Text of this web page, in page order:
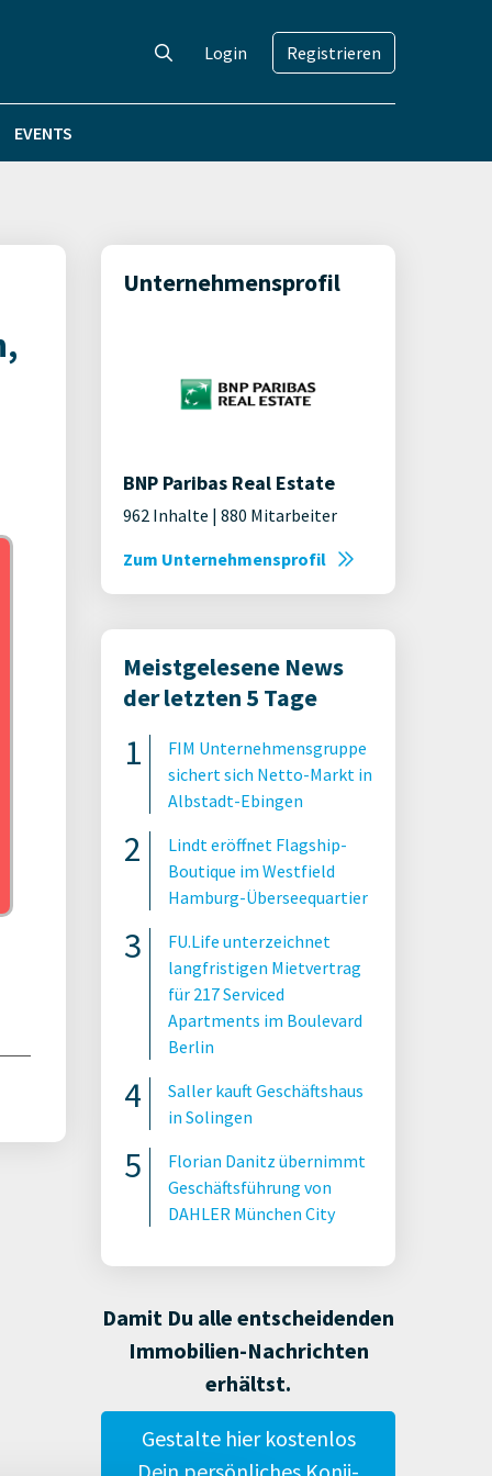
Login Registrieren
EVENTS
Unternehmensprofil
BNP Paribas Real Estate
962 Inhalte | 880 Mitarbeiter
Zum Unternehmensprofil
Meistgelesene News
der letzten 5 Tage
FIM Unternehmensgruppe
sichert sich Netto-Markt in
Albstadt-Ebingen
Lindt eröffnet Flagship-
Boutique im Westfield
Hamburg-Überseequartier
FU.Life unterzeichnet
langfristigen Mietvertrag
für 217 Serviced
Apartments im Boulevard
Berlin
Saller kauft Geschäftshaus
in Solingen
Florian Danitz übernimmt
Geschäftsführung von
DAHLER München City
Damit Du alle entscheidenden
Immobilien-Nachrichten
erhältst.
Gestalte hier kostenlos